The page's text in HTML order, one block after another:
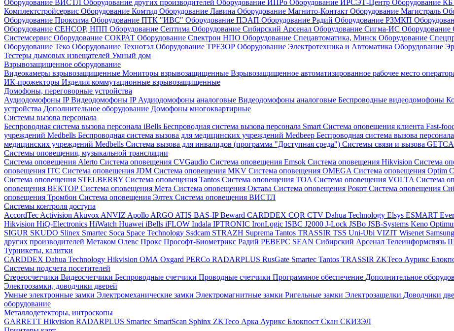
Оборудование ВИСТЛ Оборудование других производителей Оборудование ИПРо Оборудование ИРСЭТ-Центр Оборудование
Комплектстройсервис Оборудование Комтид Оборудование Лавина Оборудование Магнито-Контакт Оборудование Магистраль
Оборудование Проксима Оборудование ПТК "ИВС" Оборудование ПЭАП Оборудование Радий Оборудование РЗМКП
Оборудование СЕНСОР, НПП Оборудование Септима Оборудование Сибирский Арсенал Оборудование Сигма-ИС
Системсервис Оборудование СОКРАТ Оборудование Спектрон НПО Оборудование Спецавтоматика, Минск Оборудование
Оборудование Теко Оборудование Технотэл Оборудование ТРЕЗОР Оборудование Электротехника и Автоматика Оборудование
Тестеры дымовых извещателей Умный дом
Взрывозащищенное оборудование
Видеокамеры взрывозащищенные Мониторы взрывозащищенные Взрывозащищенное автоматизированное рабочее место
ИК-прожекторы Изделия коммутационные взрывозащищенные
Домофоны, переговорные устройства
Аудиодомофоны IPВидеодомофоны IP Аудиодомофоны аналоговые Видеодомофоны аналоговые Беспроводные видеодомофоны
устройства Дополнительное оборудование Домофоны многоквартирные
Системы вызова персонала
Беспроводная система вызова персонала iBells Беспроводная система вызова персонала Smart Система оповещения клиента Fast-
учреждений Medbells Беспроводная система вызова для медицинских учреждений Medbeep Беспроводная система вызова
медицинских учреждений Medbells Система вызова для инвалидов (программа "Доступная среда") Системы связи и вызова
Системы оповещения, музыкальной трансляции
Система оповещения Alerto Система оповещения CVGaudio Система оповещения Emsok Система оповещения Hikvision Система
оповещения ITC Система оповещения JDM Система оповещения MKV Система оповещения OMEGA Система оповещения Optim
Система оповещения STELBERRY Система оповещения Tantos Система оповещения TOA Система оповещения VOLTA Система
оповещения ВЕКТОР Система оповещения Мета Система оповещения Октава Система оповещения Рокот Система оповещения
оповещения Тромбон Система оповещения Элтех Система оповещения ВИСТЛ
Системы контроля доступа
AccordTec Activision Akuvox ANVIZ Apollo ARGO ATIS BAS-IPBeward CARDDEX CQR CTV Dahua Technology Elsys ESMART
Hikvision HiQ-Electronics HiWatch Huawei iBells iFLOW Indala IPTRONIC IronLogic ISBC J2000 J-Lock JSBo JSB-Systems Keno
SIGUR SKUDO Slinex Smartec Soca Space Technology Ssdcam STRAZH Suprema Tantos TRASSIR TSS Uni-Ubi VIZIT Wisenet Samsung
других производителей Метаком Олевс Прокс Прософт-Биометрикс Радий РЕВЕРС SEAN Сибирский Арсенал Телеинформсвязь
Турникеты, калитки
CARDDEX Dahua Technology Hikvision ОМА Oxgard PERCo RADARPLUS RusGate Smartec Tantos TRASSIR ZKTeco Аурикс
Системы подсчета посетителей
Стереосчетчики Видеосчетчики Беспроводные счетчики Проводные счетчики Программное обеспечение Дополнительное
Электрозамки, доводчики дверей
Умные электронные замки Электромеханические замки Электромагнитные замки Ригельные замки Электрозащелки Доводчики
оборудование
Металлодетекторы, интроскопы
GARRETT Hikvision RADARPLUS Smartec SmartScan Sphinx ZKTeco Арка Аурикс Блокпост Скан СКИЗЭЛ